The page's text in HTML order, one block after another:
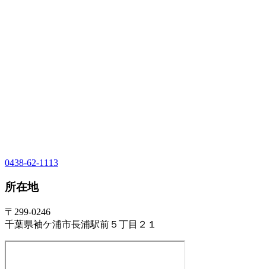
0438-62-1113
所在地
〒299-0246
千葉県袖ケ浦市長浦駅前５丁目２１